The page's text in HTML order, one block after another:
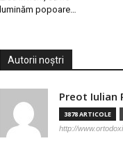
luminăm popoare…
Autorii noștri
Preot Iulian
3878 ARTICOLE
http://